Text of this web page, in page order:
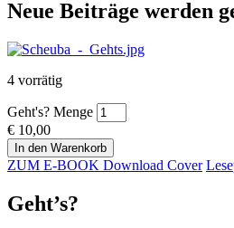
Neue Beiträge werden
4 vorrätig
Geht's? Menge
€ 10,00
In den Warenkorb
ZUM E-BOOK Download Cover
Geht’s?